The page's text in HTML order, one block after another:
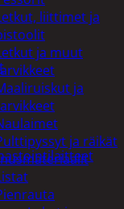
liittimet ja
ja muut
ja
ja räikät